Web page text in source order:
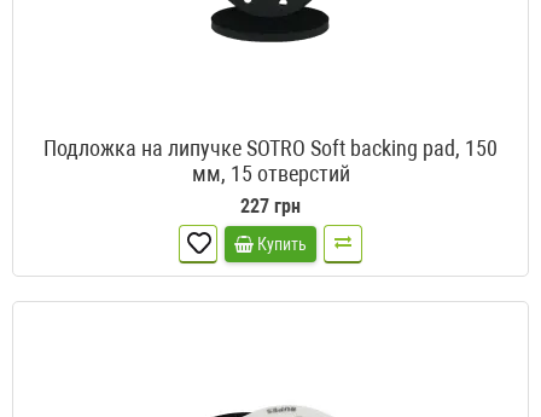
Подложка на липучке SOTRO Soft backing pad, 150
мм, 15 отверстий
227 грн
Купить